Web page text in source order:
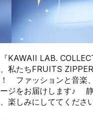
KAWAII LAB.
私たちFRUITS
ファッションと音楽
ジをお届けします♪
楽しみにしててくださ